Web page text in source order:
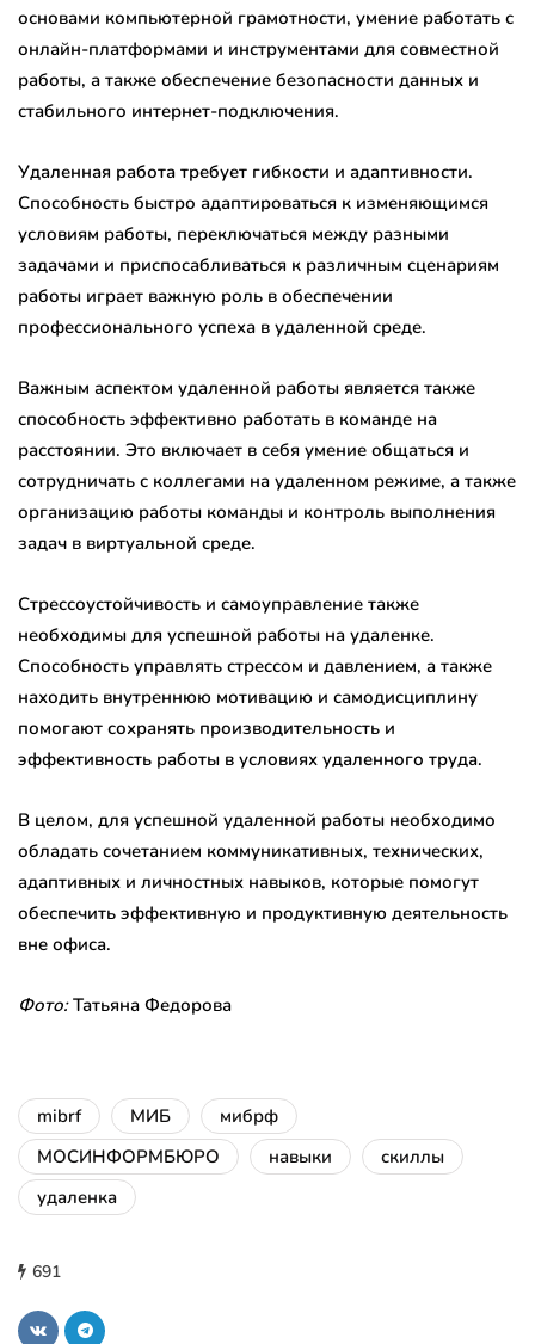
основами компьютерной грамотности, умение работать с
онлайн-платформами и инструментами для совместной
работы, а также обеспечение безопасности данных и
стабильного интернет-подключения.
Удаленная работа требует гибкости и адаптивности.
Способность быстро адаптироваться к изменяющимся
условиям работы, переключаться между разными
задачами и приспосабливаться к различным сценариям
работы играет важную роль в обеспечении
профессионального успеха в удаленной среде.
Важным аспектом удаленной работы является также
способность эффективно работать в команде на
расстоянии. Это включает в себя умение общаться и
сотрудничать с коллегами на удаленном режиме, а также
организацию работы команды и контроль выполнения
задач в виртуальной среде.
Стрессоустойчивость и самоуправление также
необходимы для успешной работы на удаленке.
Способность управлять стрессом и давлением, а также
находить внутреннюю мотивацию и самодисциплину
помогают сохранять производительность и
эффективность работы в условиях удаленного труда.
В целом, для успешной удаленной работы необходимо
обладать сочетанием коммуникативных, технических,
адаптивных и личностных навыков, которые помогут
обеспечить эффективную и продуктивную деятельность
вне офиса.
Фото:Татьяна Федорова
mibrf МИБ
мибрф
МОСИНФОРМБЮРО
навыки
скиллы
удаленка
691